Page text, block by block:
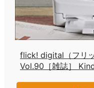
flick! digital（フリ
Vol.90［雑誌］